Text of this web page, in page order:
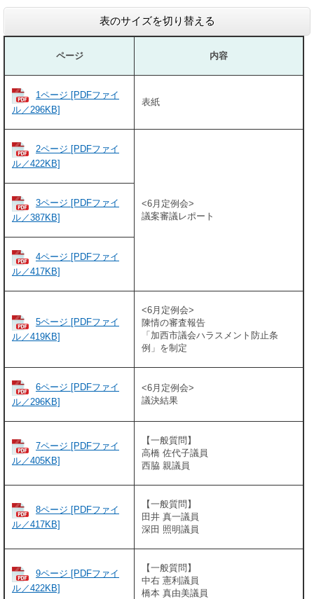
表のサイズを切り替える
ページ 内容
1ページ [PDFファイ
ル／296KB]
表紙
2ページ [PDFファイ
ル／422KB]
<6月定例会>
議案審議レポート
3ページ [PDFファイ
ル／387KB]
4ページ [PDFファイ
ル／417KB]
5ページ [PDFファイ
ル／419KB]
<6月定例会>
陳情の審査報告
「加西市議会ハラスメント防止条
例」を制定
6ページ [PDFファイ
ル／296KB]
<6月定例会>
議決結果
7ページ [PDFファイ
ル／405KB]
【一般質問】
​高橋 佐代子議員
西脇 親議員
8ページ [PDFファイ
ル／417KB]
【一般質問】
田井 真一議員
​深田 照明議員
9ページ [PDFファイ
ル／422KB]
【一般質問】
中右 憲利議員
橋本 真由美議員